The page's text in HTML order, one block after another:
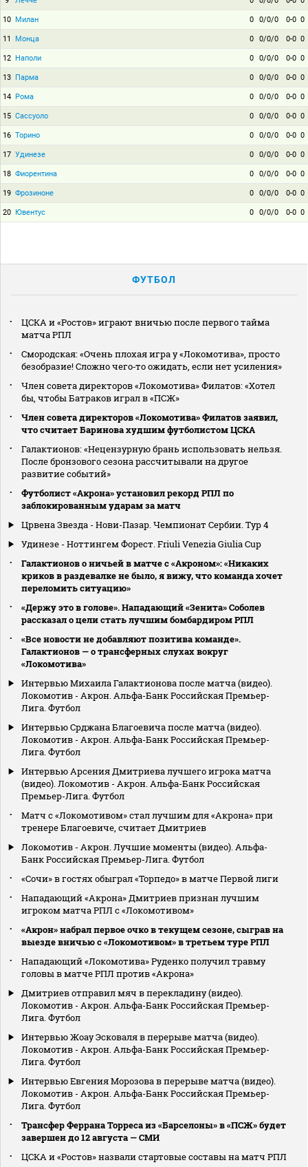
10 Милан 0 0/0/0 0-0 0
11 Монца 0 0/0/0 0-0 0
12 Наполи 0 0/0/0 0-0 0
13 Парма 0 0/0/0 0-0 0
14 Рома 0 0/0/0 0-0 0
15 Сассуоло 0 0/0/0 0-0 0
16 Торино 0 0/0/0 0-0 0
17 Удинезе 0 0/0/0 0-0 0
18 Фиорентина 0 0/0/0 0-0 0
19 Фрозиноне 0 0/0/0 0-0 0
20 Ювентус 0 0/0/0 0-0 0
ФУТБОЛ
ЦСКА и «Ростов» играют вничью после первого тайма
матча РПЛ
Смородская: «Очень плохая игра у «Локомотива», просто
безобразие! Сложно чего‑то ожидать, если нет усиления»
Член совета директоров «Локомотива» Филатов: «Хотел
бы, чтобы Батраков играл в «ПСЖ»
Член совета директоров «Локомотива» Филатов заявил,
что считает Баринова худшим футболистом ЦСКА
Галактионов: «Нецензурную брань использовать нельзя.
После бронзового сезона рассчитывали на другое
развитие событий»
Футболист «Акрона» установил рекорд РПЛ по
заблокированным ударам за матч
Црвена Звезда - Нови-Пазар. Чемпионат Сербии. Тур 4
Удинезе - Ноттингем Форест. Friuli Venezia Giulia Cup
Галактионов о ничьей в матче с «Акроном»: «Никаких
криков в раздевалке не было, я вижу, что команда хочет
переломить ситуацию»
«Держу это в голове». Нападающий «Зенита» Соболев
рассказал о цели стать лучшим бомбардиром РПЛ
«Все новости не добавляют позитива команде».
Галактионов — о трансферных слухах вокруг
«Локомотива»
Интервью Михаила Галактионова после матча (видео).
Локомотив - Акрон. Альфа-Банк Российская Премьер-
Лига. Футбол
Интервью Срджана Благоевича после матча (видео).
Локомотив - Акрон. Альфа-Банк Российская Премьер-
Лига. Футбол
Интервью Арсения Дмитриева лучшего игрока матча
(видео). Локомотив - Акрон. Альфа-Банк Российская
Премьер-Лига. Футбол
Матч с «Локомотивом» стал лучшим для «Акрона» при
тренере Благоевиче, считает Дмитриев
Локомотив - Акрон. Лучшие моменты (видео). Альфа-
Банк Российская Премьер-Лига. Футбол
«Сочи» в гостях обыграл «Торпедо» в матче Первой лиги
Нападающий «Акрона» Дмитриев признан лучшим
игроком матча РПЛ с «Локомотивом»
«Акрон» набрал первое очко в текущем сезоне, сыграв на
выезде вничью с «Локомотивом» в третьем туре РПЛ
Нападающий «Локомотива» Руденко получил травму
головы в матче РПЛ против «Акрона»
Дмитриев отправил мяч в перекладину (видео).
Локомотив - Акрон. Альфа-Банк Российская Премьер-
Лига. Футбол
Интервью Жоау Эсковаля в перерыве матча (видео).
Локомотив - Акрон. Альфа-Банк Российская Премьер-
Лига. Футбол
Интервью Евгения Морозова в перерыве матча (видео).
Локомотив - Акрон. Альфа-Банк Российская Премьер-
Лига. Футбол
Трансфер Феррана Торреса из «Барселоны» в «ПСЖ» будет
завершен до 12 августа — СМИ
ЦСКА и «Ростов» назвали стартовые составы на матч РПЛ